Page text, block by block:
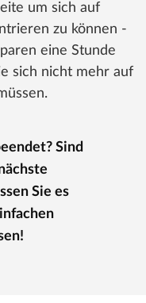
um sich auf
zu können -
eine Stunde
sich nicht mehr auf
Sind
Sie es